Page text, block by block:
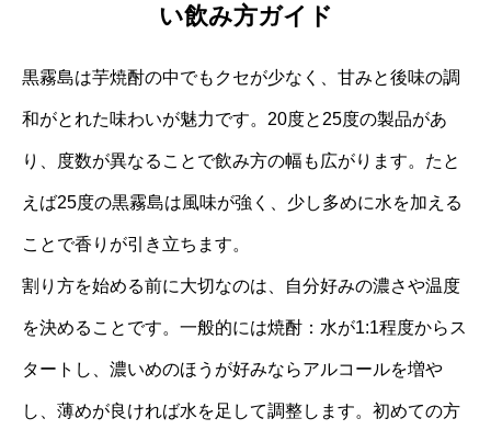
い飲み方ガイド
黒霧島は芋焼酎の中でもクセが少なく、甘みと後味の調
和がとれた味わいが魅力です。20度と25度の製品があ
り、度数が異なることで飲み方の幅も広がります。たと
えば25度の黒霧島は風味が強く、少し多めに水を加える
ことで香りが引き立ちます。
割り方を始める前に大切なのは、自分好みの濃さや温度
を決めることです。一般的には焼酎：水が1:1程度からス
タートし、濃いめのほうが好みならアルコールを増や
し、薄めが良ければ水を足して調整します。初めての方